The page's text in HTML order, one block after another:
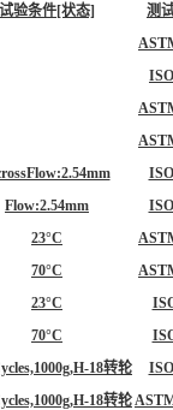
试验条件[状态] 测
Flow:2.54mm
23°C
70°C
23°C
70°C
18转轮
18转轮